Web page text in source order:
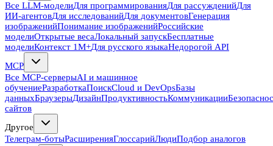
Все LLM-моделиДля программированияДля рассужденийДля
ИИ-агентовДля исследованийДля документовГенерация
изображенийПонимание изображенийРоссийские
моделиОткрытые весаЛокальный запускБесплатные
моделиКонтекст 1M+Для русского языкаНедорогой API
MCP
Все MCP-серверыAI и машинное
обучениеРазработкаПоискCloud и DevOpsБазы
данныхБраузерыДизайнПродуктивностьКоммуникации
сайтов
Другое
Телеграм-ботыРасширенияГлоссарийЛюдиПодбор аналогов